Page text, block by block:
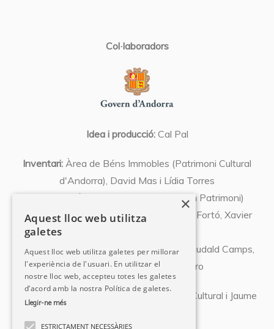
Col·laboradors
Idea i producció:Cal Pal
Inventari: Àrea de Béns Immobles (Patrimoni Cultural
d'Andorra), David Mas i Lídia Torres
Coordinació:
Xavier Llovera (Expert en Patrimoni)
Textos:Olivier Codina, Josep Font, Abel Fortó, Xavier
Albert Pujal, Miquel Orovio, David Mas, Eudald Camps,
Pedro Azara, Natàlia Chocarro
Departament de Patrimoni Cultural i Jaume
×
Aquest lloc web utilitza
galetes
Aquest lloc web utilitza galetes per millorar
l'experiència de l'usuari. En utilitzar el
nostre lloc web, accepteu totes les galetes
d’acord amb la nostra Política de galetes.
Llegir-ne més
ESTRICTAMENT NECESSÀRIES